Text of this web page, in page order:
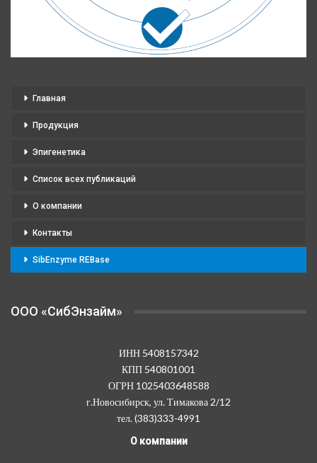
Главная
Продукция
Эпигенетика
Список всех публикаций
О компании
Контакты
SibEnzyme REBase
OOO «СибЭнзайм»
ИНН 5408157342
КПП 540801001
ОГРН 1025403648588
г.Новосибирск, ул. Тимакова 2/12
тел. (383)333-4991
О компании